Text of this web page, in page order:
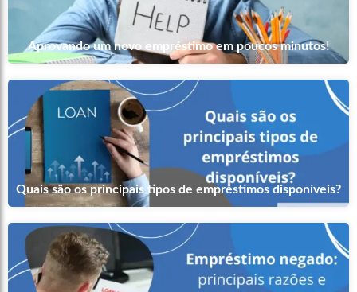
Aprovando um novo empréstimo em poucos minutos!
Quais são os principais tipos de empréstimos disponíveis?